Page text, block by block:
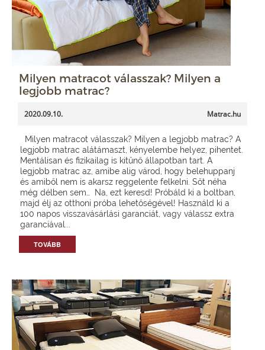
Milyen matracot válasszak? Milyen a
legjobb matrac?
2020.09.10. Matrac.hu
Milyen matracot válasszak? Milyen a legjobb matrac? A
legjobb matrac alátámaszt, kényelembe helyez, pihentet.
Mentálisan és fizikailag is kitűnő állapotban tart. A
legjobb matrac az, amibe alig várod, hogy belehuppanj
és amiből nem is akarsz reggelente felkelni. Sőt néha
még délben sem… Na, ezt keresd! Próbáld ki a boltban,
majd élj az otthoni próba lehetőségével! Használd ki a
100 napos visszavásárlási garanciát, vagy válassz extra
garanciával...
TOVÁBB